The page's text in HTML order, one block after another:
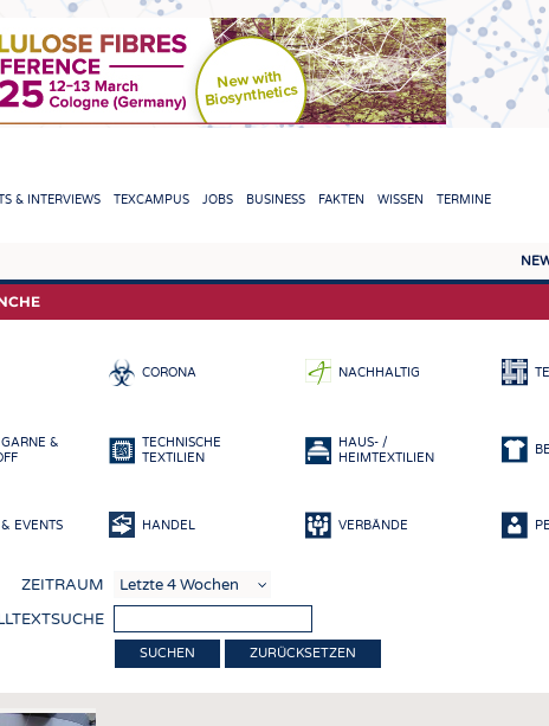
& INTERVIEWS TEXCAMPUS JOBS BUSINESS FAKTEN WISSEN TERMINE
TEXTILE LEADERSHIP FASERN
GEWEBE
CORONA NACHHALTIG
&
TECHNISCHE
TEXTILIEN
HAUS- /
HEIMTEXTILIEN
EVENTS HANDEL VERBÄNDE
ZEITRAUM
ZURÜCKSETZEN